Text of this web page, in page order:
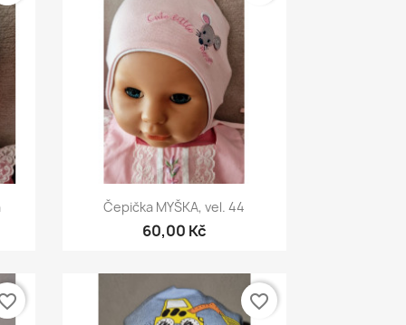
Rychlý náhled
Čepička MYŠKA, vel. 44
60,00 Kč
favorite_border